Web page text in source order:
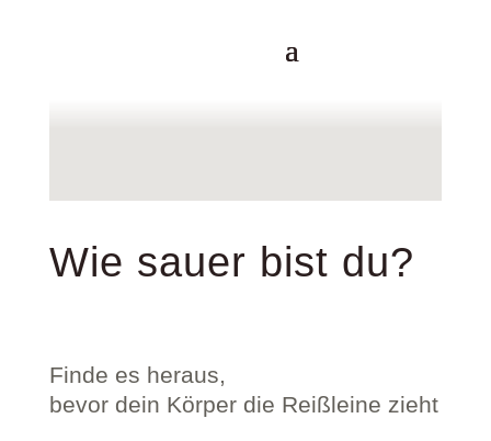
Wie sauer bist du?
Finde es heraus,
bevor dein Körper die Reißleine zieht